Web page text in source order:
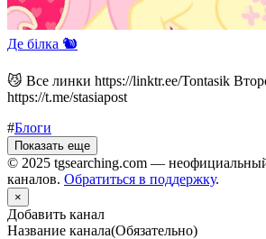
Де білка 🐿️
😼 Все линки https://linktr.ee/Tontasik
https://t.me/stasiapost
#Блоги
Показать еще
© 2025 tgsearching.com —
каналов. Обратиться в поддержку.
×
Добавить канал
Название канала(Обязательно)